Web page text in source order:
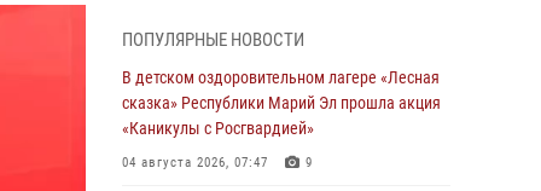
сказка» Республики Марий Эл прошла акция
«Каникулы с Росгвардией»
04 августа 2026, 07:47 9
Сотрудники Центра лицензионно-
ПОПУЛЯРНЫЕ НОВОСТИ
В детском оздоровительном лагере «Лесная
сказка» Республики Марий Эл прошла акция
«Каникулы с Росгвардией»
04 августа 2026, 07:47 9